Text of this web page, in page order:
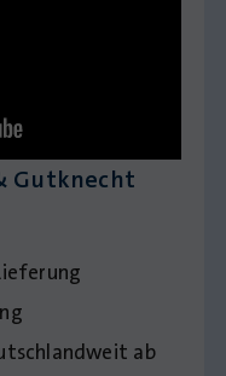
Gutknecht
ab